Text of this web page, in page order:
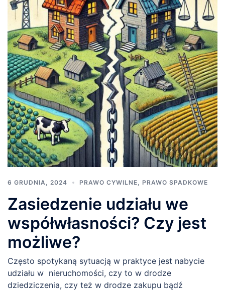
6 GRUDNIA, 2024 PRAWO CYWILNE PRAWO SPADKOWE
Zasiedzenie udziału we
współwłasności? Czy jest
możliwe?
Często spotykaną sytuacją w praktyce jest nabycie
udziału w nieruchomości, czy to w drodze
dziedziczenia, czy też w drodze zakupu bądź